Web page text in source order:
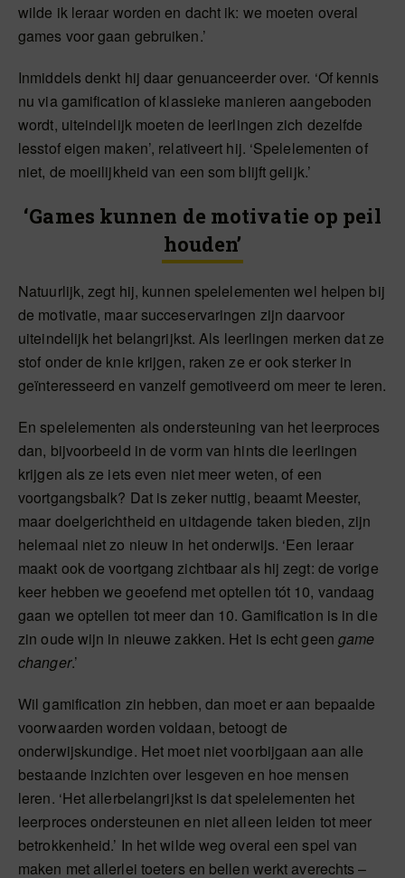
wilde ik leraar worden en dacht ik: we moeten overal
games voor gaan gebruiken.’
Inmiddels denkt hij daar genuanceerder over. ‘Of kennis
nu via gamification of klassieke manieren aangeboden
wordt, uiteindelijk moeten de leerlingen zich dezelfde
lesstof eigen maken’, relativeert hij. ‘Spelelementen of
niet, de moeilijkheid van een som blijft gelijk.’
‘Games kunnen de motivatie op peil
houden’
Natuurlijk, zegt hij, kunnen spelelementen wel helpen bij
de motivatie, maar succeservaringen zijn daarvoor
uiteindelijk het belangrijkst. Als leerlingen merken dat ze
stof onder de knie krijgen, raken ze er ook sterker in
geïnteresseerd en vanzelf gemotiveerd om meer te leren.
En spelelementen als ondersteuning van het leerproces
dan, bijvoorbeeld in de vorm van hints die leerlingen
krijgen als ze iets even niet meer weten, of een
voortgangsbalk? Dat is zeker nuttig, beaamt Meester,
maar doelgerichtheid en uitdagende taken bieden, zijn
helemaal niet zo nieuw in het onderwijs. ‘Een leraar
maakt ook de voortgang zichtbaar als hij zegt: de vorige
keer hebben we geoefend met optellen tót 10, vandaag
gaan we optellen tot meer dan 10. Gamification is in die
zin oude wijn in nieuwe zakken. Het is echt geen game
changer.’
Wil gamification zin hebben, dan moet er aan bepaalde
voorwaarden worden voldaan, betoogt de
onderwijskundige. Het moet niet voorbijgaan aan alle
bestaande inzichten over lesgeven en hoe mensen
leren. ‘Het allerbelangrijkst is dat spelelementen het
leerproces ondersteunen en niet alleen leiden tot meer
betrokkenheid.’ In het wilde weg overal een spel van
maken met allerlei toeters en bellen werkt averechts –